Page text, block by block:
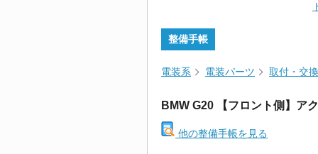
整備手帳
電装系 電装パーツ 取付・交換
BMW G20 【フロント側】ア
他の整備手帳を見る